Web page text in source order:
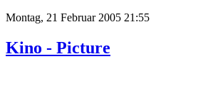
Montag, 21 Februar 2005 21:55
Kino - Picture